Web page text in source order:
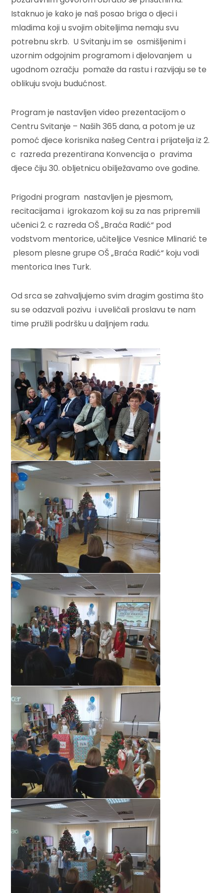
Istaknuo je kako je naš posao briga o djeci i
mladima koji u svojim obiteljima nemaju svu
potrebnu skrb. U Svitanju im se osmišljenim i
uzornim odgojnim programom i djelovanjem u
ugodnom ozračju pomaže da rastu i razvijaju se te
oblikuju svoju budućnost.
Program je nastavljen video prezentacijom o
Centru Svitanje – Naših 365 dana, a potom je uz
pomoć djece korisnika našeg Centra i prijatelja iz 2.
c razreda prezentirana Konvencija o pravima
djece čiju 30. obljetnicu obilježavamo ove godine.
Prigodni program nastavljen je pjesmom,
recitacijama i igrokazom koji su za nas pripremili
učenici 2. c razreda OŠ „Braća Radić“ pod
vodstvom mentorice, učiteljice Vesnice Mlinarić te
plesom plesne grupe OŠ „Braća Radić“ koju vodi
mentorica Ines Turk.
Od srca se zahvaljujemo svim dragim gostima što
su se odazvali pozivu i uveličali proslavu te nam
time pružili podršku u daljnjem radu.